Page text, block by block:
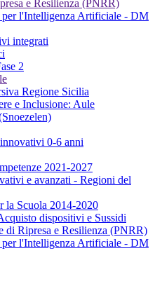
e Resilienza (PNRR)
l'Intelligenza Artificiale - DM
integrati
2
Regione Sicilia
e Inclusione: Aule
0-6 anni
2021-2027
e avanzati - Regioni del
la Scuola 2014-2020
dispositivi e Sussidi
di Ripresa e Resilienza (PNRR)
l'Intelligenza Artificiale - DM